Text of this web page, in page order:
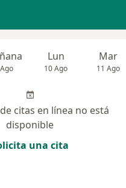
Lun
10 Ago
Mar
11 Ago
citas en línea no está
disponible
una cita